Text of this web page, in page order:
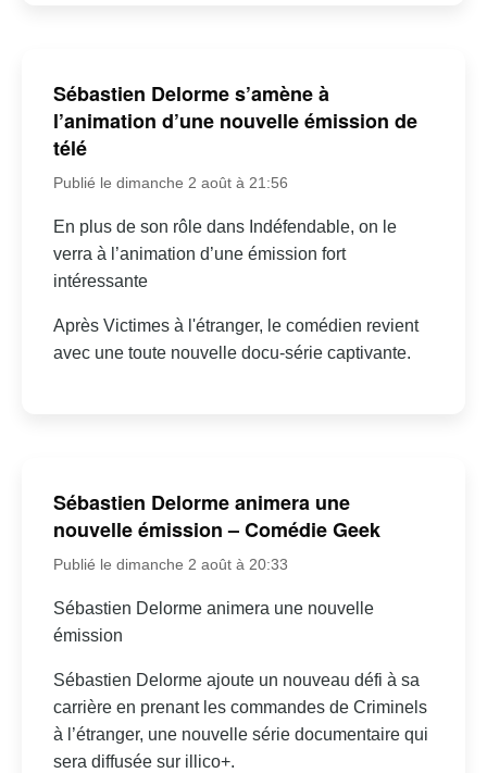
Sébastien Delorme s’amène à
l’animation d’une nouvelle émission de
télé
Publié le dimanche 2 août à 21:56
En plus de son rôle dans Indéfendable, on le
verra à l’animation d’une émission fort
intéressante
Après Victimes à l'étranger, le comédien revient
avec une toute nouvelle docu-série captivante.
Sébastien Delorme animera une
nouvelle émission – Comédie Geek
Publié le dimanche 2 août à 20:33
Sébastien Delorme animera une nouvelle
émission
Sébastien Delorme ajoute un nouveau défi à sa
carrière en prenant les commandes de Criminels
à l’étranger, une nouvelle série documentaire qui
sera diffusée sur illico+.